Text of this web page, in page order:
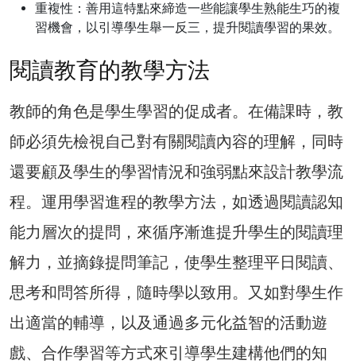
重複性：善用這特點來締造一些能讓學生熟能生巧的複
習機會，以引導學生舉一反三，提升閱讀學習的果效。
閱讀教育的教學方法
教師的角色是學生學習的促成者。在備課時，教
師必須先檢視自己對有關閱讀內容的理解，同時
還要顧及學生的學習情況和強弱點來設計教學流
程。運用學習進程的教學方法，如透過閱讀認知
能力層次的提問，來循序漸進提升學生的閱讀理
解力，並摘錄提問筆記，使學生整理平日閱讀、
思考和問答所得，隨時學以致用。又如對學生作
出適當的輔導，以及通過多元化益智的活動遊
戲、合作學習等方式來引導學生建構他們的知